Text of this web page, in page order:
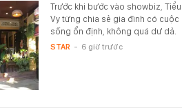
Trước khi bước vào showbiz, Tiểu
Vy từng chia sẻ gia đình có cuộc
sống ổn định, không quá dư dả.
STAR - 6 giờ trước